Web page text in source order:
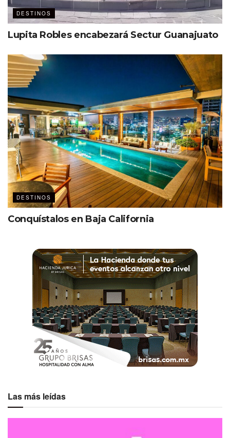
DESTINOS
Lupita Robles encabezará Sectur Guanajuato
DESTINOS
Conquístalos en Baja California
Las más leídas